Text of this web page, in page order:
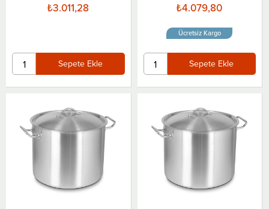
₺3.011,28
Sepete Ekle
₺4.079,80
Sepete Ekle
Ücretsiz Kargo